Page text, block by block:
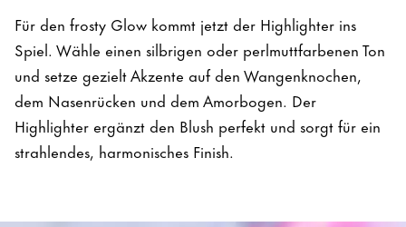
Für den frosty Glow kommt jetzt der Highlighter ins
Spiel. Wähle einen silbrigen oder perlmuttfarbenen Ton
und setze gezielt Akzente auf den Wangenknochen,
dem Nasenrücken und dem Amorbogen. Der
Highlighter ergänzt den Blush perfekt und sorgt für ein
strahlendes, harmonisches Finish.